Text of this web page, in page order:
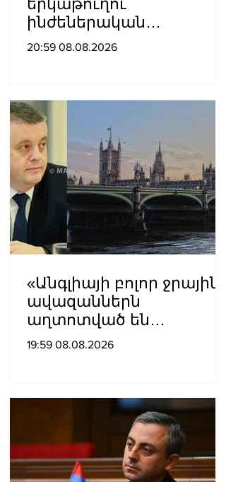
երկաթուղու
ինժեներական
ուսումնասիրություններ
20:59 08.08.2026
«Անգլիայի բոլոր ջրային
ավազաններն
աղտոտված են
թունավոր քիմիական
19:59 08.08.2026